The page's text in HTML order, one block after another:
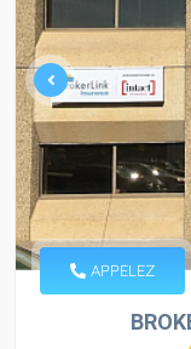
APPELEZ